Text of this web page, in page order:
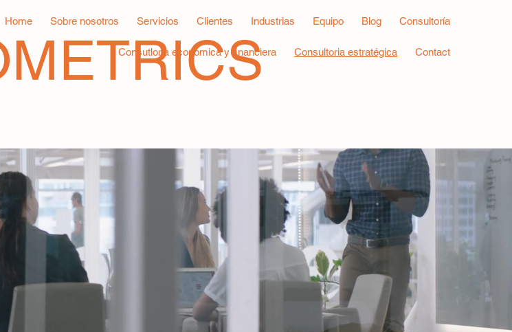
Home Sobre nosotros Servicios Clientes Industrias Equipo Blog Consultoría
Consutloría económica y financiera Consultoria estratégica Contact